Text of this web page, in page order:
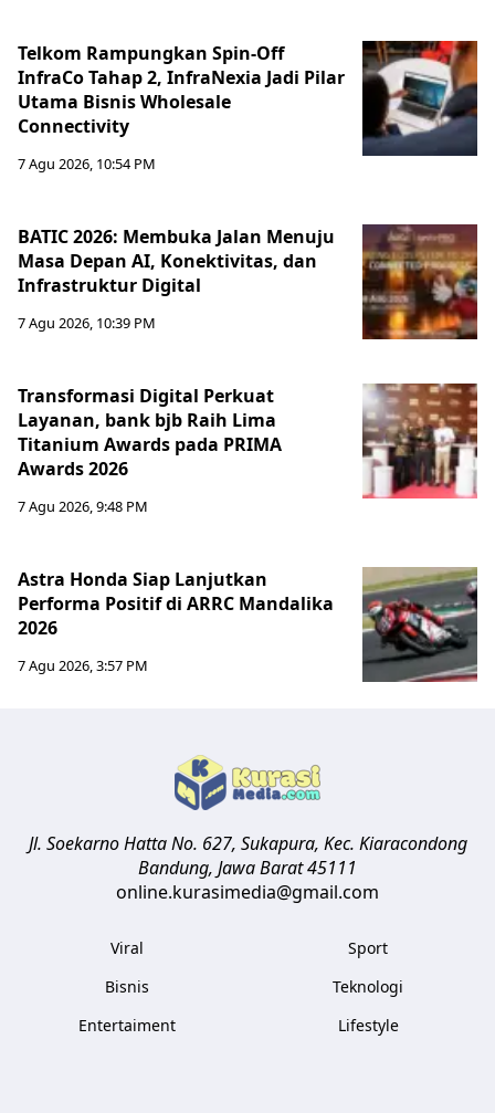
Telkom Rampungkan Spin-Off
InfraCo Tahap 2, InfraNexia Jadi Pilar
Utama Bisnis Wholesale
Connectivity
7 Agu 2026, 10:54 PM
BATIC 2026: Membuka Jalan Menuju
Masa Depan AI, Konektivitas, dan
Infrastruktur Digital
7 Agu 2026, 10:39 PM
Transformasi Digital Perkuat
Layanan, bank bjb Raih Lima
Titanium Awards pada PRIMA
Awards 2026
7 Agu 2026, 9:48 PM
Astra Honda Siap Lanjutkan
Performa Positif di ARRC Mandalika
2026
7 Agu 2026, 3:57 PM
Jl. Soekarno Hatta No. 627, Sukapura, Kec. Kiaracondong
Bandung, Jawa Barat45111
online.kurasimedia@gmail.com
Viral
Bisnis
Entertaiment
Sport
Teknologi
Lifestyle